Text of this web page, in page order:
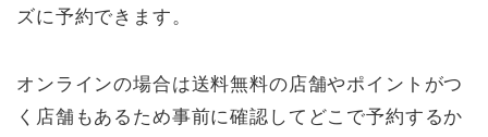
ズに予約できます。
オンラインの場合は送料無料の店舗やポイントがつ
く店舗もあるため事前に確認してどこで予約するか